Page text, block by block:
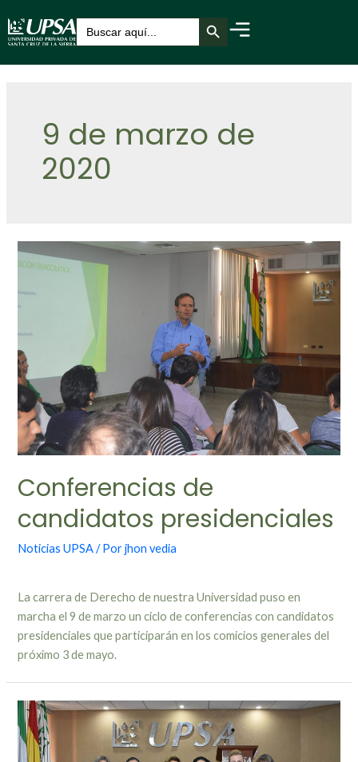
Buscar: Botón de búsqueda
9 de marzo de
2020
Conferencias de
candidatos presidenciales
Noticias UPSA/ Porjhon vedia
La carrera de Derecho de nuestra Universidad puso en
marcha el 9 de marzo un ciclo de conferencias con candidatos
presidenciales que participarán en los comicios generales del
próximo 3 de mayo.